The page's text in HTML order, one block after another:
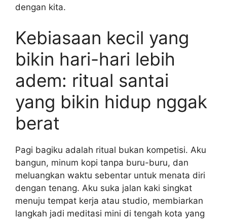
dengan kita.
Kebiasaan kecil yang
bikin hari-hari lebih
adem: ritual santai
yang bikin hidup nggak
berat
Pagi bagiku adalah ritual bukan kompetisi. Aku
bangun, minum kopi tanpa buru-buru, dan
meluangkan waktu sebentar untuk menata diri
dengan tenang. Aku suka jalan kaki singkat
menuju tempat kerja atau studio, membiarkan
langkah jadi meditasi mini di tengah kota yang